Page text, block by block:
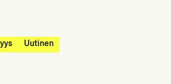
Uutinen